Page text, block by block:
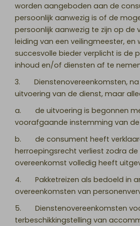
worden aangeboden aan de
persoonlijk aanwezig is of de
persoonlijk aanwezig te zijn op de
leiding van een veilingmeester, en
succesvolle bieder verplicht is de
inhoud en/of diensten af te
3. Dienstenovereenkomsten, na
uitvoering van de dienst, maar
a. de uitvoering is begonnen
voorafgaande instemming van
b. de consument heeft
herroepingsrecht verliest zodra
overeenkomst volledig heeft
4. Pakketreizen als bedoeld in
overeenkomsten van
5. Dienstenovereenkomsten
terbeschikkingstelling van